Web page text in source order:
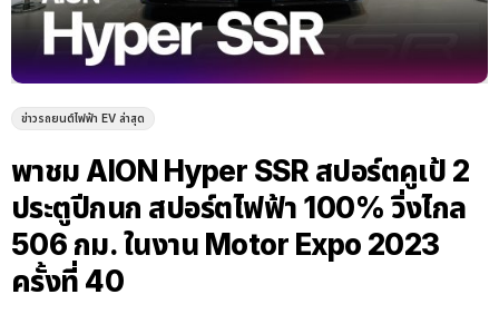
ข่าวรถยนต์ไฟฟ้า EV ล่าสุด
พาชม AION Hyper SSR สปอร์ตคูเป้ 2
ประตูปีกนก สปอร์ตไฟฟ้า 100% วิ่งไกล
506 กม. ในงาน Motor Expo 2023
ครั้งที่ 40